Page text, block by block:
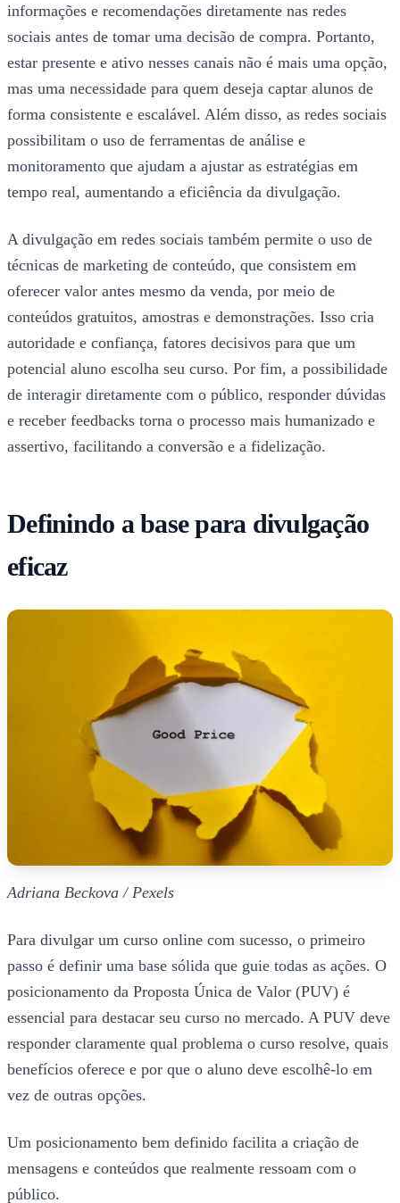
informações e recomendações diretamente nas redes
sociais antes de tomar uma decisão de compra. Portanto,
estar presente e ativo nesses canais não é mais uma opção,
mas uma necessidade para quem deseja captar alunos de
forma consistente e escalável. Além disso, as redes sociais
possibilitam o uso de ferramentas de análise e
monitoramento que ajudam a ajustar as estratégias em
tempo real, aumentando a eficiência da divulgação.
A divulgação em redes sociais também permite o uso de
técnicas de marketing de conteúdo, que consistem em
oferecer valor antes mesmo da venda, por meio de
conteúdos gratuitos, amostras e demonstrações. Isso cria
autoridade e confiança, fatores decisivos para que um
potencial aluno escolha seu curso. Por fim, a possibilidade
de interagir diretamente com o público, responder dúvidas
e receber feedbacks torna o processo mais humanizado e
assertivo, facilitando a conversão e a fidelização.
Definindo a base para divulgação
eficaz
Adriana Beckova / Pexels
Para divulgar um curso online com sucesso, o primeiro
passo é definir uma base sólida que guie todas as ações. O
posicionamento da Proposta Única de Valor (PUV) é
essencial para destacar seu curso no mercado. A PUV deve
responder claramente qual problema o curso resolve, quais
benefícios oferece e por que o aluno deve escolhê-lo em
vez de outras opções.
Um posicionamento bem definido facilita a criação de
mensagens e conteúdos que realmente ressoam com o
público.